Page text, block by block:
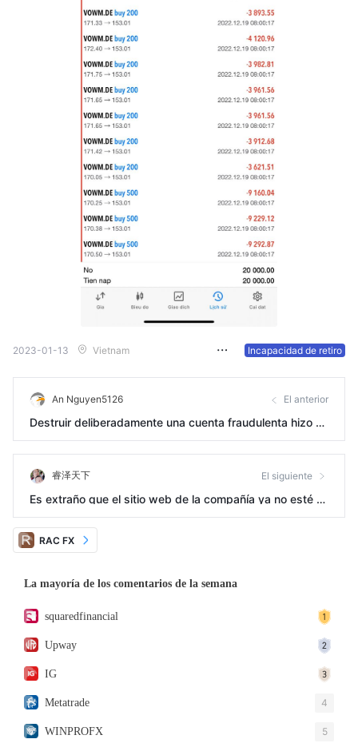
2023-01-13 Vietnam Incapacidad de retiro
An Nguyen5126 El anterior
Destruir deliberadamente una cuenta fraudulenta hizo q
ue no podamos retirar dinero
睿泽天下 El siguiente
Es extraño que el sitio web de la compañía ya no esté a
bierto, pero no he visto reseñas de usuarios relevantes
en Internet, así que no sé qué pasó.
RAC FX
La mayoría de los comentarios de la semana
squaredfinancial
Upway
IG
Metatrade 4
WINPROFX 5